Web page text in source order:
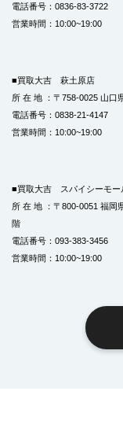
電話番号：0836-83-3722
営業時間：10:00~19:00
■買取大吉 萩土原店
所 在 地 ：〒758-0025 山口
電話番号：0838-21-4147
営業時間：10:00~19:00
■買取大吉 スパイシーモー
所 在 地 ：〒800-0051 福岡
階
電話番号：093-383-3456
営業時間：10:00~19:00